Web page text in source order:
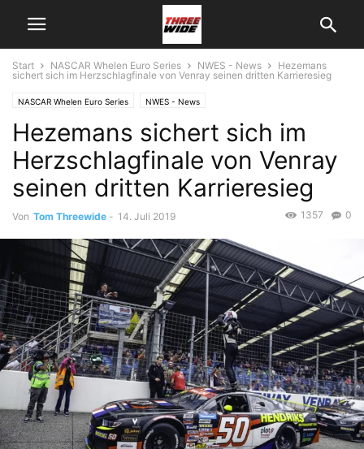
Start NASCAR Whelen Euro Series NWES - News
Hezemans
sichert sich im Herzschlagfinale von Venray seinen dritten Karrieresieg
NASCAR Whelen Euro Series NWES - News
Hezemans sichert sich im
Herzschlagfinale von Venray
seinen dritten Karrieresieg
Von Tom Threewide - 14. Juli 2019 0
1357